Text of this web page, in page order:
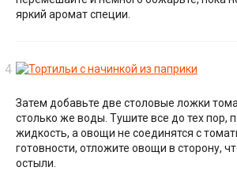
яркий аромат специи.
Затем добавьте две столовые ложки
столько же воды. Тушите все до тех пор,
жидкость, а овощи не соединятся с
готовности, отложите овощи в сторону,
остыли.